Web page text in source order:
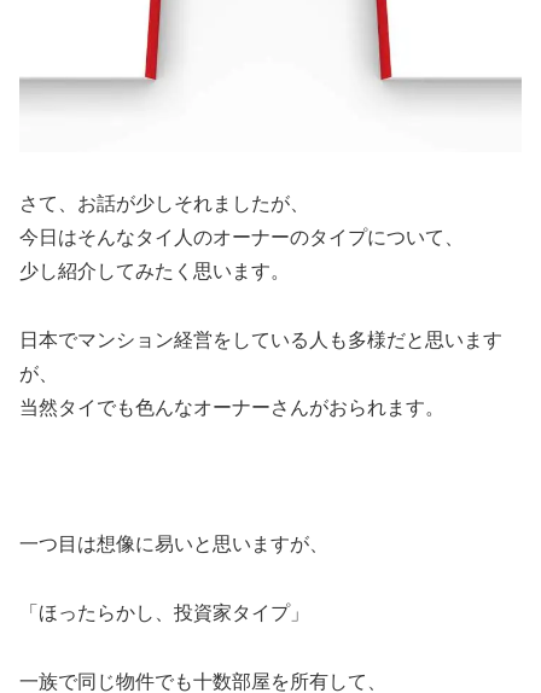
さて、お話が少しそれましたが、
今日はそんなタイ人のオーナーのタイプについて、
少し紹介してみたく思います。
日本でマンション経営をしている人も多様だと思います
が、
当然タイでも色んなオーナーさんがおられます。
一つ目は想像に易いと思いますが、
「ほったらかし、投資家タイプ」
一族で同じ物件でも十数部屋を所有して、